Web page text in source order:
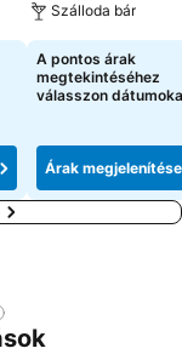
Szálloda bár
A pontos árak
megtekintéséhez
válasszon
Árak megjelenítése